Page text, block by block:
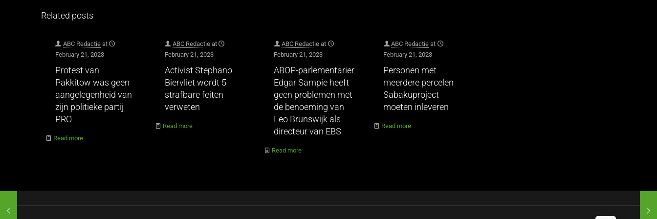
Related posts
ABC Redactie at
February 21, 2023
Protest van
Pakkitow was geen
aangelegenheid van
zijn politieke partij
PRO
Read more
ABC Redactie at
February 21, 2023
Activist Stephano
Biervliet wordt 5
strafbare feiten
verweten
Read more
ABC Redactie at
February 21, 2023
ABOP-parlementarier
Edgar Sampie heeft
geen problemen met
de benoeming van
Leo Brunswijk als
directeur van EBS
Read more
ABC Redactie at
February 21, 2023
Personen met
meerdere percelen
Sabakuproject
moeten inleveren
Read more